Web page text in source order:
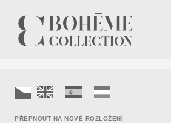
PŘEPNOUT NA NOVÉ ROZLOŽENÍ